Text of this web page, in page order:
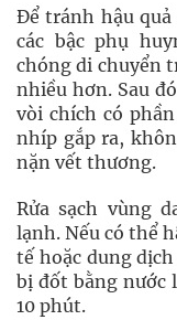
Để tránh hậu
các bậc phụ
chóng di chuyển
nhiều hơn. Sau
vòi chích có
nhíp gắp ra,
nặn vết thương.
Rửa sạch vùng
lạnh. Nếu có thể
tế hoặc dung
bị đốt bằng nước
10 phút.